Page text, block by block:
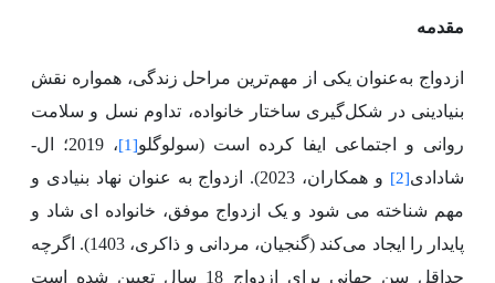
مقدمه
ازدواج به‌عنوان یکی از مهم‌ترین مراحل زندگی، همواره نقش
بنیادینی در شکل‌گیری ساختار خانواده، تداوم نسل و سلامت
روانی و اجتماعی ایفا کرده است (سولوگلو[1]
، 2019؛ ال-
شادادی[2]
و همکاران، 2023). ازدواج به عنوان نهاد بنیادی و
مهم شناخته می شود و یک ازدواج موفق، خانواده ای شاد و
پایدار را ایجاد می‌کند (گنجیان، مردانی و ذاکری، 1403). اگرچه
حداقل سن جهانی برای ازدواج 18 سال تعیین شده است